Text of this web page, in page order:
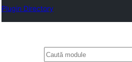
Plugin Directory
Caută